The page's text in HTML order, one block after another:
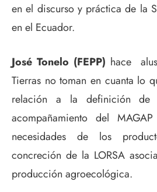
en el discurso y práctica de la
en el Ecuador.
José Tonelo (FEPP) hace
Tierras no toman en cuanta lo
relación a la definición de
acompañamiento del
necesidades de los
concreción de la LORSA
producción agroecológica.